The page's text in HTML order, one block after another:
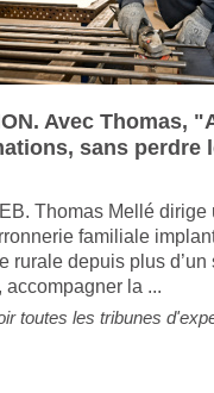
Avec Thomas,
sans perdre
Thomas Mellé dirige
familiale
rurale depuis plus
accompagner la ...
toutes les tribunes